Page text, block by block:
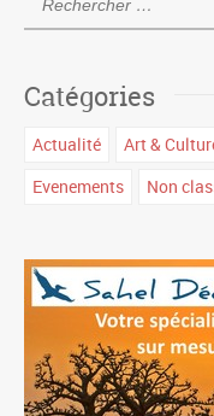
Catégories
Actualité Art &
Evenements
Non